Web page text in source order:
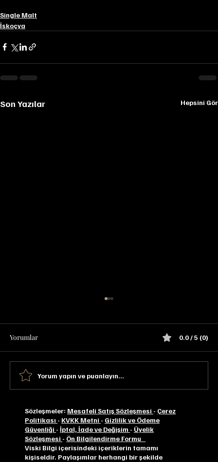
Single Malt
İskoçya
Son Yazılar Hepsini Gör
Yorumlar 0.0 / 5 (0)
Yorum yapın ve puanlayın...
Sözleşmeler: Mesafeli Satış Sözleşmesi - Çerez
Politikası - KVKK Metni - Gizlilik ve Ödeme
Güvenliği -İptal, İade ve Değişim - Üyelik
Sözleşmesi - Ön Bilgilendirme Formu
Viski Bilgi içerisindeki içeriklerin tamamı
kişiseldir. Paylaşımlar herhangi bir şekilde